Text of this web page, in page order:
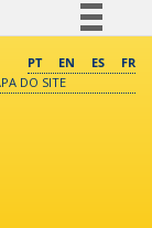
BR
PT EN ES
FR
DO SITE